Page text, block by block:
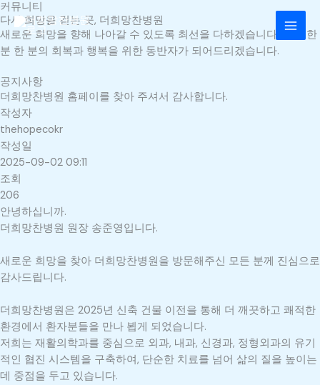
콘
텐
츠
로
너
뛰
기
커뮤니티
다시 희망을 걷는 곳, 더희망찬병원
새로운 희망을 향해 나아갈 수 있도록 최선을 다하겠습니다. 환자 한
분 한 분의 회복과 행복을 위한 동반자가 되어드리겠습니다.
공지사항
더희망찬병원 홈페이를 찾아 주셔서 감사합니다.
작성자
thehopecokr
작성일
2025-09-02 09:11
조회
206
안녕하십니까.
더희망찬병원 원장 송준영입니다.
새로운 희망을 찾아 더희망찬병원을 방문해주신 모든 분께 진심으로
감사드립니다.
더희망찬병원은 2025년 신축 건물 이전을 통해 더 깨끗하고 쾌적한
환경에서 환자분들을 만나 뵙게 되었습니다.
저희는 재활의학과를 중심으로 외과, 내과, 신경과, 정형외과의 유기
적인 협진 시스템을 구축하여, 단순한 치료를 넘어 삶의 질을 높이는
데 중점을 두고 있습니다.